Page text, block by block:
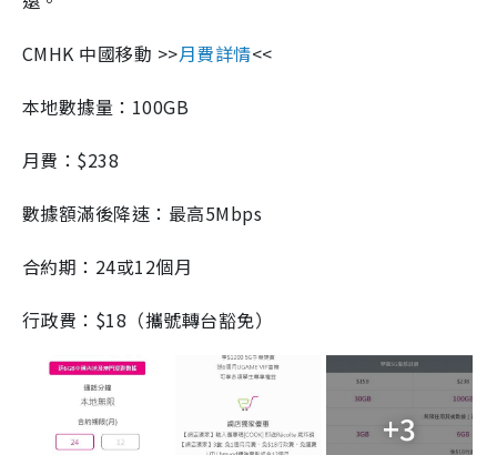
CMHK 中國移動 >>月費詳情<<
本地數據量：100GB
月費：$238
數據額滿後降速：最高5Mbps
合約期：24或12個月
行政費：$18（攜號轉台豁免）
+3